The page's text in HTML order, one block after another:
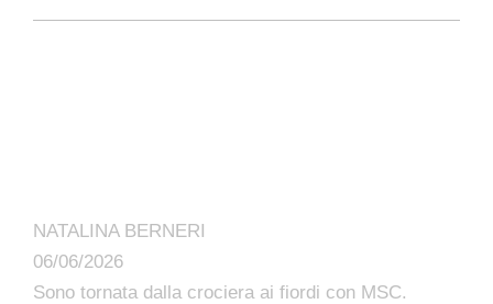
NATALINA BERNERI
06/06/2026
Sono tornata dalla crociera ai fiordi con MSC.